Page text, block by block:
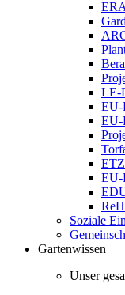
LE-
EU-
EU-
Soziale
Gartenwissen
Unser